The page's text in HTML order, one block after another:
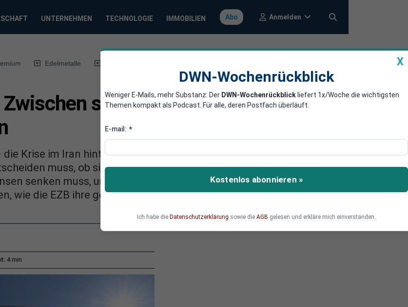
UNTERNEHMEN TECHNOLOGIE IMMOBILIEN Abo Anmelden
Edelmetalle
schwacher Wirtschaft
Krise im Iran hinterlässt ihre Spuren. Das ist ein großes
muss, ob sie der Teuerung mit Zinssteigerungen
senken muss, um die schwächelnde Wirtschaft
wie die EZB ihre geldpolitische Macht einsetzt.
4 min
X
DWN-Wochenrückblick
Weniger E-Mails, mehr Substanz: Der DWN-Wochenrückblick liefert 1x/Woche die wichtigsten
Themen kompakt als Podcast. Für alle, deren Postfach überläuft.
E-mail: *
Kostenlos abonnieren »
Ich habe die Datenschutzerklärung sowie die AGB gelesen und erkläre mich einverstanden.